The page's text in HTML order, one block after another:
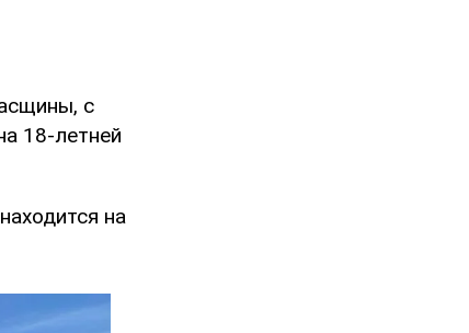
с
18-летней
на